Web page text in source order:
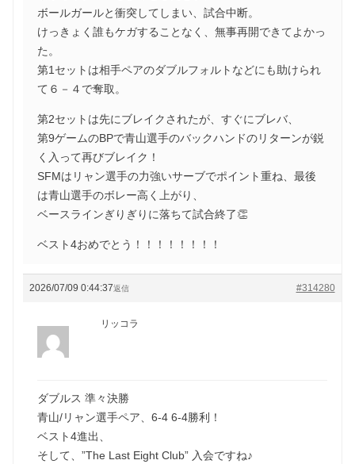
ボールガールと衝突してしまい、試合中断。
けっきょく誰もケガすることなく、無事再開できてよかっ
た。
第1セットは相手ペアのダブルフォルトなどにも助けられ
て６－４で奪取。
第2セットは先にブレイクされたが、すぐにブレバ、
第9ゲームのBPで青山選手のバックハンドのリターンが鋭
く入って再びブレイク！
SFMはリャン選手の力強いサーブでポイント重ね、最後
は青山選手のボレー高く上がり、
ベースラインぎりぎりに落ちて試合終了👏
ベスト4おめでとう！！！！！！！！
2026/07/09 0:44:37 #314280
返信
リッコラ
ダブルス 準々決勝
青山/リャン選手ペア、6-4 6-4勝利！
ベスト4進出、
そして、”The Last Eight Club” 入会ですね♪